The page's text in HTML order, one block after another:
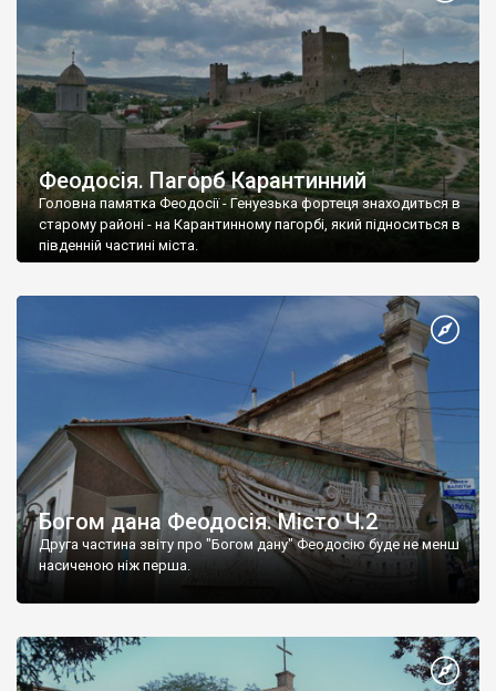
Феодосія. Пагорб Карантинний
Головна памятка Феодосії - Генуезька фортеця знаходиться в
старому районі - на Карантинному пагорбі, який підноситься в
південній частині міста.
Богом дана Феодосія. Місто Ч.2
Друга частина звіту про "Богом дану" Феодосію буде не менш
насиченою ніж перша.